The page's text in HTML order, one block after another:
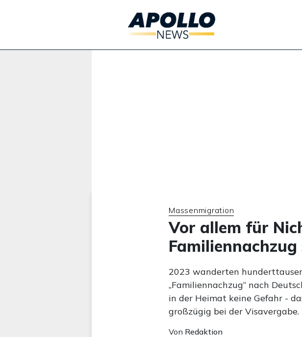
Massenmigration
Vor allem für
2023 wanderten
„Familiennachzug“ nach
in der Heimat keine Gefahr -
großzügig bei der Visavergabe.
Von Redaktion